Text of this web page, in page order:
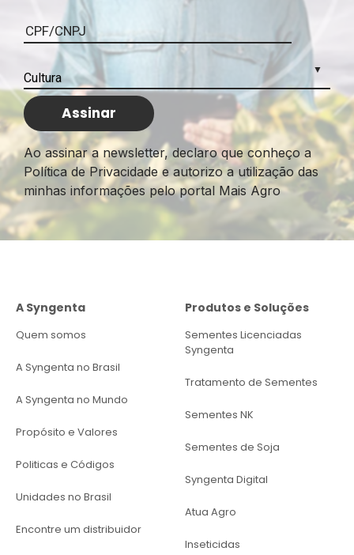
Realizado desde 2023, o Prêmio 100 Mais
Influentes do Agronegócio condecora líderes
votação oficial no site do evento e pesquisa de
mercado realizada pelo Conselho Editorial do
Grupo Mídia, que leva em consideração o
impacto de ações transcorridas 12 meses antes
“Esse é um marco que atesta nossa
proximidade ao produtor por meio de decisões
técnicas baseadas em suas necessidades em
todas as etapas da safra. Meu agradecimento
vai para cada membro do nosso time e aos
clientes que caminham conosco para, juntos,
Ao assinar a newsletter, declaro que conheço a
Política de Privacidade e autorizo a utilização das
minhas informações pelo portal Mais Agro
A Syngenta
Quem somos
A Syngenta no Brasil
A Syngenta no Mundo
Propósito e Valores
Politicas e Códigos
Unidades no Brasil
Encontre um distribuidor
Produtos e Soluções
Sementes Licenciadas
Syngenta
Tratamento de Sementes
Sementes NK
Sementes de Soja
Syngenta Digital
Atua Agro
Inseticidas